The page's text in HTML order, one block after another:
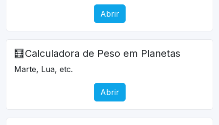
Abrir
🧮 Calculadora de Peso em Planetas
Marte, Lua, etc.
Abrir